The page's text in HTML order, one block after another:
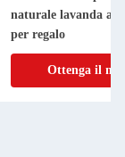
naturale lavanda
per regalo
Ottenga il